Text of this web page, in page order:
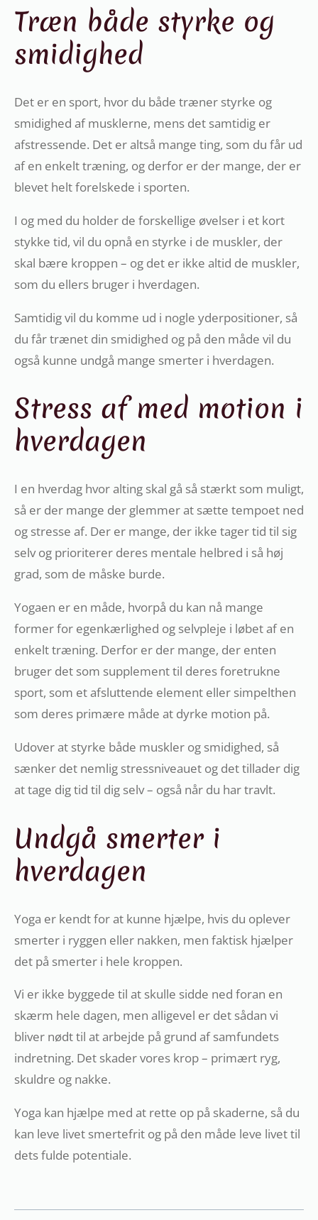
Træn både styrke og
smidighed
Det er en sport, hvor du både træner styrke og
smidighed af musklerne, mens det samtidig er
afstressende. Det er altså mange ting, som du får ud
af en enkelt træning, og derfor er der mange, der er
blevet helt forelskede i sporten.
I og med du holder de forskellige øvelser i et kort
stykke tid, vil du opnå en styrke i de muskler, der
skal bære kroppen – og det er ikke altid de muskler,
som du ellers bruger i hverdagen.
Samtidig vil du komme ud i nogle yderpositioner, så
du får trænet din smidighed og på den måde vil du
også kunne undgå mange smerter i hverdagen.
Stress af med motion i
hverdagen
I en hverdag hvor alting skal gå så stærkt som muligt,
så er der mange der glemmer at sætte tempoet ned
og stresse af. Der er mange, der ikke tager tid til sig
selv og prioriterer deres mentale helbred i så høj
grad, som de måske burde.
Yogaen er en måde, hvorpå du kan nå mange
former for egenkærlighed og selvpleje i løbet af en
enkelt træning. Derfor er der mange, der enten
bruger det som supplement til deres foretrukne
sport, som et afsluttende element eller simpelthen
som deres primære måde at dyrke motion på.
Udover at styrke både muskler og smidighed, så
sænker det nemlig stressniveauet og det tillader dig
at tage dig tid til dig selv – også når du har travlt.
Undgå smerter i
hverdagen
Yoga er kendt for at kunne hjælpe, hvis du oplever
smerter i ryggen eller nakken, men faktisk hjælper
det på smerter i hele kroppen.
Vi er ikke byggede til at skulle sidde ned foran en
skærm hele dagen, men alligevel er det sådan vi
bliver nødt til at arbejde på grund af samfundets
indretning. Det skader vores krop – primært ryg,
skuldre og nakke.
Yoga kan hjælpe med at rette op på skaderne, så du
kan leve livet smertefrit og på den måde leve livet til
dets fulde potentiale.